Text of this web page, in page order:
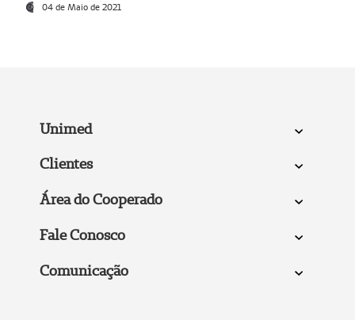
04 de Maio de 2021
Unimed
Clientes
Área do Cooperado
Fale Conosco
Comunicação